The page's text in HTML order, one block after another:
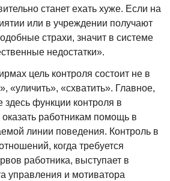
станет ехать хуже. Если на
или в учреждении получают
страхи, значит в системе
недостатки».
цель контроля состоит не в
«уличить», «схватить». Главное,
здесь функции контроля в
работникам помощь в
линии поведения. Контроль в
когда требуется
работника, выступает в
управления и мотиватора